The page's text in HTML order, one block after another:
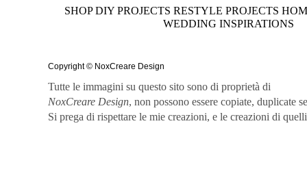
SHOP DIY PROJECTS RESTYLE PROJECTS
WEDDING INSPIRATIONS
Copyright © NoxCreare Design
Tutte le immagini su questo sito sono di proprietà di
NoxCreare Design, non possono essere copiate, duplicate
Si prega di rispettare le mie creazioni, e le creazioni di